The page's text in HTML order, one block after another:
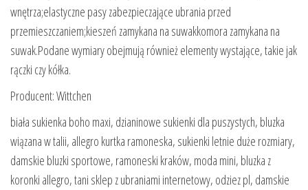
wnętrza;elastyczne pasy zabezpieczające ubrania przed
przemieszczaniem;kieszeń zamykana na suwakkomora zamykana na
suwak.Podane wymiary obejmują również elementy wystające, takie jak
rączki czy kółka.
Producent: Wittchen
biała sukienka boho maxi, dzianinowe sukienki dla puszystych, bluzka
wiązana w talii, allegro kurtka ramoneska, sukienki letnie duże rozmiary,
damskie bluzki sportowe, ramoneski kraków, moda mini, bluzka z
koronki allegro, tani sklep z ubraniami internetowy, odziez pl, damskie